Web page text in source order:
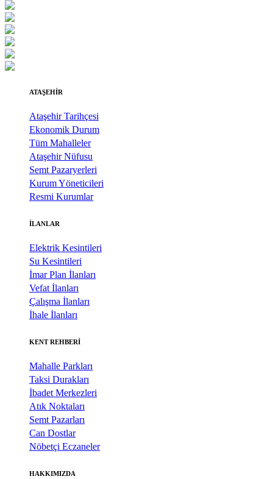
ATAŞEHİR
Ataşehir Tarihçesi
Ekonomik Durum
Tüm Mahalleler
Ataşehir Nüfusu
Semt Pazaryerleri
Kurum Yöneticileri
Resmi Kurumlar
İLANLAR
Elektrik Kesintileri
Su Kesintileri
İmar Plan İlanları
Vefat İlanları
Çalışma İlanları
İhale İlanları
KENT REHBERİ
Mahalle Parkları
Taksi Durakları
İbadet Merkezleri
Atık Noktaları
Semt Pazarları
Can Dostlar
Nöbetçi Eczaneler
HAKKIMIZDA